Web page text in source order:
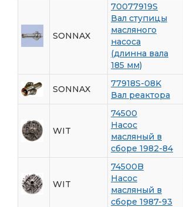
SONNAX
70077919S
Вал ступицы
масляного
насоса
(длинна вала
185 мм)
SONNAX
77918S-08K
Вал реактора
WIT
74500
Насос
масляный в
сборе 1982-84
WIT
74500B
Насос
масляный в
сборе 1987-93